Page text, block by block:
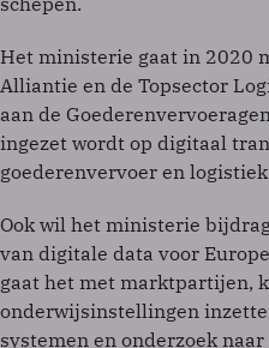
Het ministerie gaat in 2020
Alliantie en de Topsector
aan de
ingezet wordt op digitaal
goederenvervoer en
Ook wil het ministerie
van digitale data voor
gaat het met marktpartijen,
onderwijsinstellingen
systemen en onderzoek